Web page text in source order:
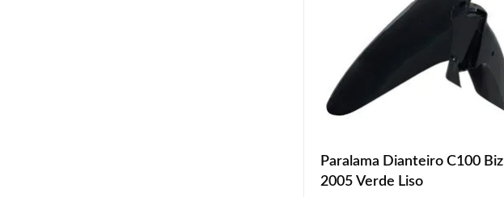
Paralama Dianteiro C100 Biz
2005 Verde Liso